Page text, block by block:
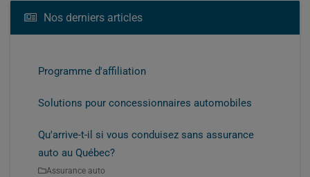
Nos derniers articles
Programme d'affiliation
Solutions pour concessionnaires automobiles
Qu'arrive-t-il si vous conduisez sans assurance
auto au Québec?
Assurance auto